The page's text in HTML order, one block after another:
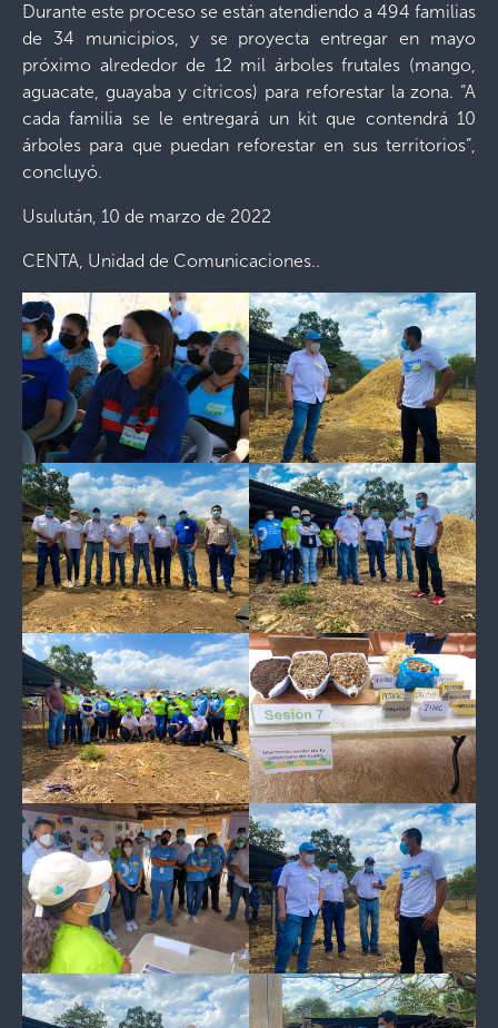
Durante este proceso se están atendiendo a 494 familias
de 34 municipios, y se proyecta entregar en mayo
próximo alrededor de 12 mil árboles frutales (mango,
aguacate, guayaba y cítricos) para reforestar la zona. “A
cada familia se le entregará un kit que contendrá 10
árboles para que puedan reforestar en sus territorios”,
concluyó.
Usulután, 10 de marzo de 2022
CENTA, Unidad de Comunicaciones..